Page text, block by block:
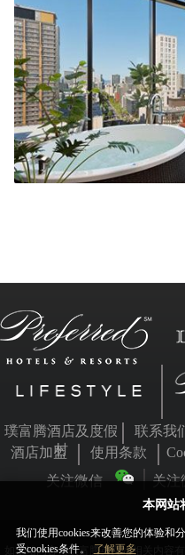
本网站
我们使用cookies来改善您的体验和
受cookies条件。
了解更多
璞富腾酒店及度假
村
联系我
酒店加盟
使用条款
关注微信 关注
如本站内容与璞富腾英文站相关内容